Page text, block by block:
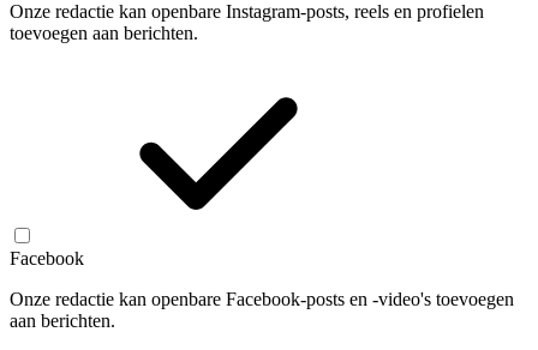
Onze redactie kan openbare Instagram-posts, reels en profielen
toevoegen aan berichten.
Facebook
Onze redactie kan openbare Facebook-posts en -video's toevoegen
aan berichten.